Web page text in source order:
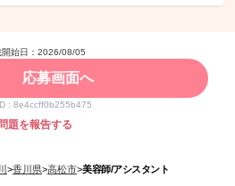
始日： 2026/08/05
応募画面へ
: 8e4ccff0b255b475
問題を報告する
>香川県>高松市>美容師/アシスタント